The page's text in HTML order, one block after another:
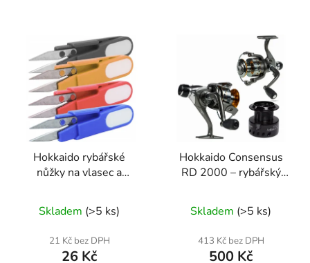
Hokkaido rybářské
nůžky na vlasec a
krytem
hodnocení
produktu
je
Skladem (>5 ks)
21 Kč bez DPH
26 Kč
Hokkaido Consensus
RD 2000 – rybářský
9+1 ložisek + náhradní
cívka
Skladem (>5 ks)
413 Kč bez DPH
500 Kč